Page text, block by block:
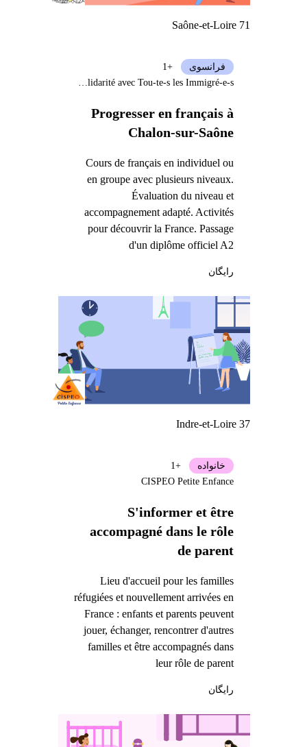
Saône-et-Loire 71
Progresser en français à
Chalon-sur-Saône
Cours de français en individuel ou
en groupe avec plusieurs niveaux.
Évaluation du niveau et
accompagnement adapté. Activités
pour découvrir la France. Passage
d'un diplôme officiel A2
فرانسوی
+1
Association de Solidarité avec Tou-te-s les Immigré-e-s
رایگان
Indre-et-Loire 37
S'informer et être
accompagné dans le rôle
de parent
Lieu d'accueil pour les familles
réfugiées et nouvellement arrivées en
France : enfants et parents peuvent
jouer, échanger, rencontrer d'autres
familles et être accompagnés dans
leur rôle de parent
خانواده
+1
CISPEO Petite Enfance
رایگان